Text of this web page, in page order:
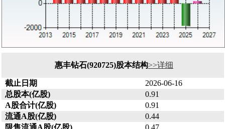
惠丰钻石(920725)股本结构>>详细
截止日期
2026-06-16
总股本(亿股)
0.91
A股合计(亿股)
0.91
流通A股(亿股)
0.44
限售流通A股(亿股)
0.47